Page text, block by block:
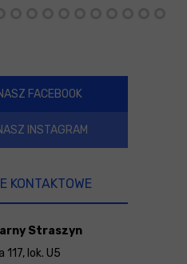
FACEBOOK
INSTAGRAM
KONTAKTOWE
Straszyn
lok. U5